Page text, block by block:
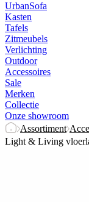
UrbanSofa
Kasten
Tafels
Zitmeubels
Verlichting
Outdoor
Accessoires
Sale
Merken
Collectie
Onze showroom
Assortiment
Light & Living